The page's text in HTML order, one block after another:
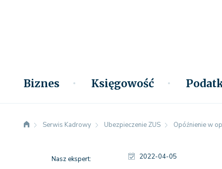
Biznes Księgowość
Serwis Kadrowy Ubezpieczenie ZUS Opóźnienie w
2022-04-05
Nasz ekspert: